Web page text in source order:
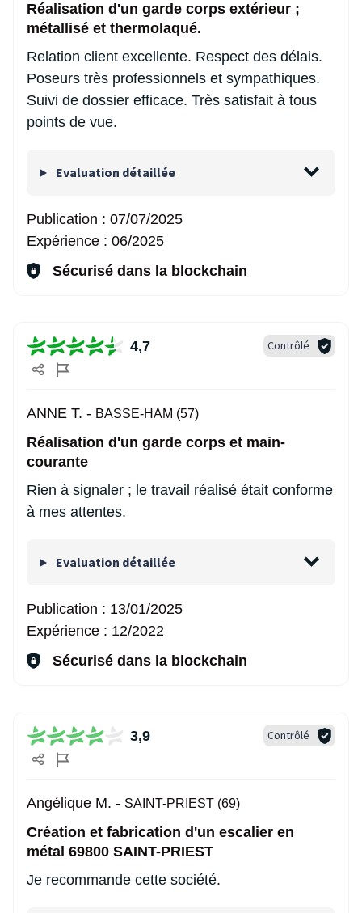
Réalisation d'un garde corps extérieur ;
métallisé et thermolaqué.
Relation client excellente. Respect des délais.
Poseurs très professionnels et sympathiques.
Suivi de dossier efficace. Très satisfait à tous
points de vue.
Evaluation détaillée
Publication : 07/07/2025
Expérience : 06/2025
Sécurisé dans la blockchain
4,7 Contrôlé
ANNE T. - BASSE-HAM (57)
Réalisation d'un garde corps et main-
courante
Rien à signaler ; le travail réalisé était conforme
à mes attentes.
Evaluation détaillée
Publication : 13/01/2025
Expérience : 12/2022
Sécurisé dans la blockchain
3,9 Contrôlé
Angélique M. - SAINT-PRIEST (69)
Création et fabrication d'un escalier en
métal 69800 SAINT-PRIEST
Je recommande cette société.